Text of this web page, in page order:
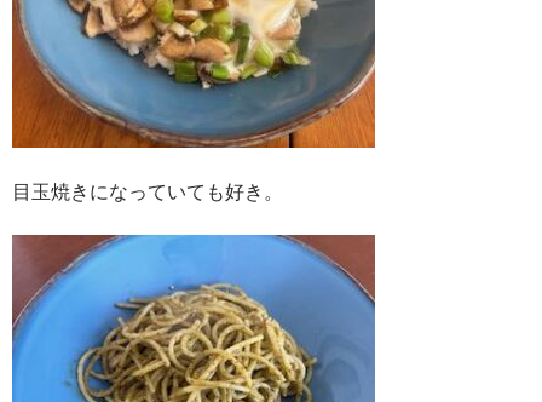
目玉焼きになっていても好き。